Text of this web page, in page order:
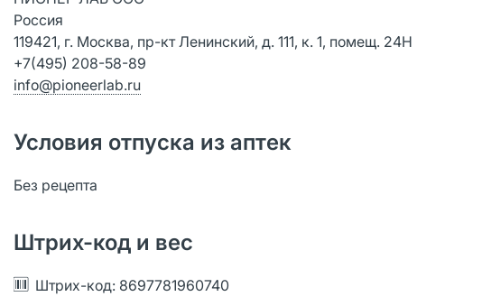
Россия
119421, г. Москва, пр-кт Ленинский, д. 111, к. 1, помещ. 24Н
+7(495) 208-58-89
info@pioneerlab.ru
Условия отпуска из аптек
Без рецепта
Штрих-код и вес
Штрих-код: 8697781960740